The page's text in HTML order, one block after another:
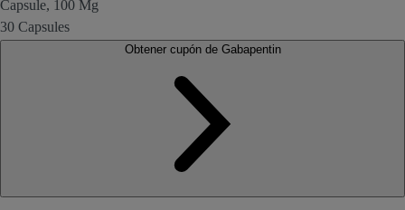
Capsule, 100 Mg
30 Capsules
Obtener cupón de Gabapentin